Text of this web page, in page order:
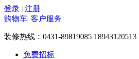
登录 | 注册
购物车| 客户服务
装修热线： 0431-89819085 18943120513
免费招标